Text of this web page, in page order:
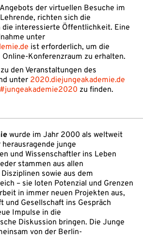
der virtuellen Besuche im
richten sich die
die interessierte Öffentlichkeit. Eine
unter
ist erforderlich, um die
Online-Konferenzraum zu erhalten.
den Veranstaltungen des
unter 2020.diejungeakademie.de
#jungeakademie2020 zu finden.
wurde im Jahr 2000 als weltweit
junge
und Wissenschaftler ins Leben
stammen aus allen
sowie aus dem
– sie loten Potenzial und Grenzen
in immer neuen Projekten aus,
und Gesellschaft ins Gespräch
Impulse in die
Diskussion bringen. Die Junge
von der Berlin-